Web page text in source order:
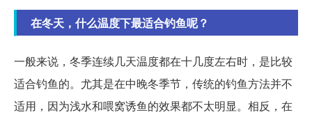
在冬天，什么温度下最适合钓鱼呢？
一般来说，冬季连续几天温度都在十几度左右时，是比较
适合钓鱼的。尤其是在中晚冬季节，传统的钓鱼方法并不
适用，因为浅水和喂窝诱鱼的效果都不太明显。相反，在